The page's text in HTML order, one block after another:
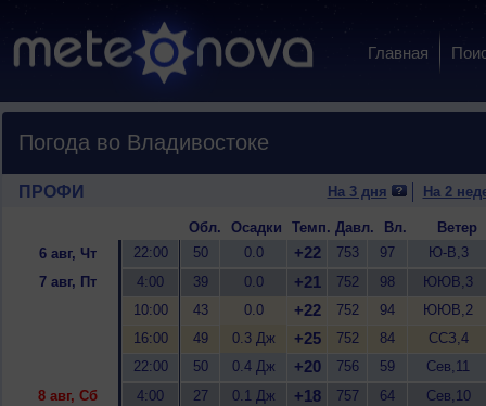
Главная
Погода во Владивостоке
ПРОФИ На 3 дня На 2
Обл. Осадки Темп. Давл. Вл.
Ветер
6 авг, Чт
22:00 50 0.0 +22 753 97
Ю-В,3
7 авг, Пт
4:00 39 0.0 +21 752 98
ЮЮВ,3
10:00
43 0.0 +22 752 94
ЮЮВ,2
16:00
49 0.3 Дж +25 752 84
ССЗ,4
22:00
50 0.4 Дж +20 756 59
Сев,11
8 авг, Сб
4:00 27 0.1 Дж +18 757 64
Сев,10